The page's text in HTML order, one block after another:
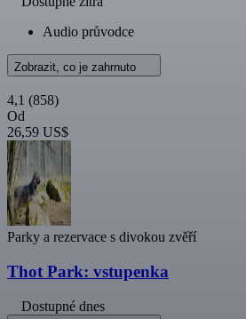
Audio průvodce
Zobrazit, co je zahrnuto
4,1 (858)
Od
26,59 US$
Parky a rezervace s divokou zvěří
Thot Park: vstupenka
Dostupné dnes